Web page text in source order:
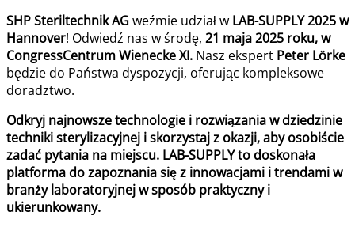
SHP Steriltechnik AGweźmie udział w LAB-SUPPLY 2025 w
Hannover! Odwiedź nas w środę, 21 maja 2025 roku, w
CongressCentrum Wienecke XI. Nasz ekspert Peter Lörke
będzie do Państwa dyspozycji, oferując kompleksowe
doradztwo.
Odkryj najnowsze technologie i rozwiązania w dziedzinie
techniki sterylizacyjnej i skorzystaj z okazji, aby osobiście
zadać pytania na miejscu. LAB-SUPPLY to doskonała
platforma do zapoznania się z innowacjami i trendami w
branży laboratoryjnej w sposób praktyczny i
ukierunkowany.